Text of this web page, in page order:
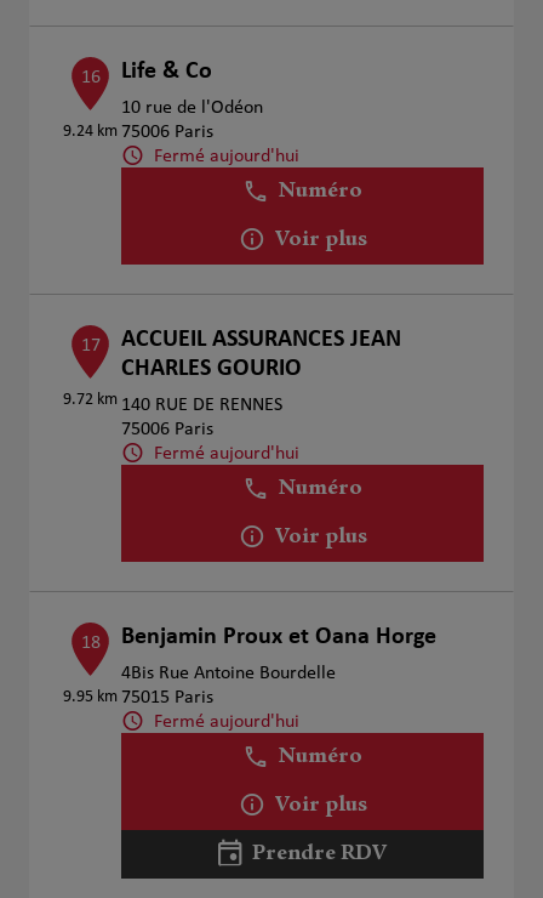
16
9.24 km
Life & Co
10 rue de l'Odéon
75006 Paris
Fermé aujourd'hui
Numéro
Voir plus
17
9.72 km
ACCUEIL ASSURANCES JEAN
CHARLES GOURIO
140 RUE DE RENNES
75006 Paris
Fermé aujourd'hui
Numéro
Voir plus
18
9.95 km
Benjamin Proux et Oana Horge
4Bis Rue Antoine Bourdelle
75015 Paris
Fermé aujourd'hui
Numéro
Voir plus
Prendre RDV